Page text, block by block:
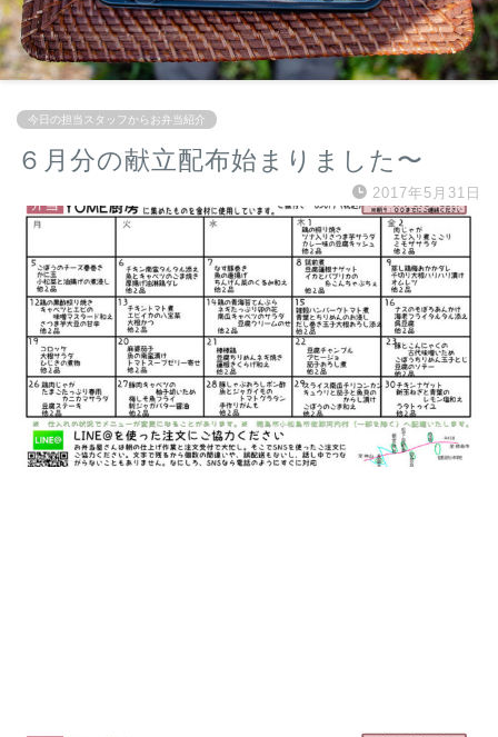
今日の担当スタッフからお弁当紹介
６月分の献立配布始まりました〜
2017年5月31日